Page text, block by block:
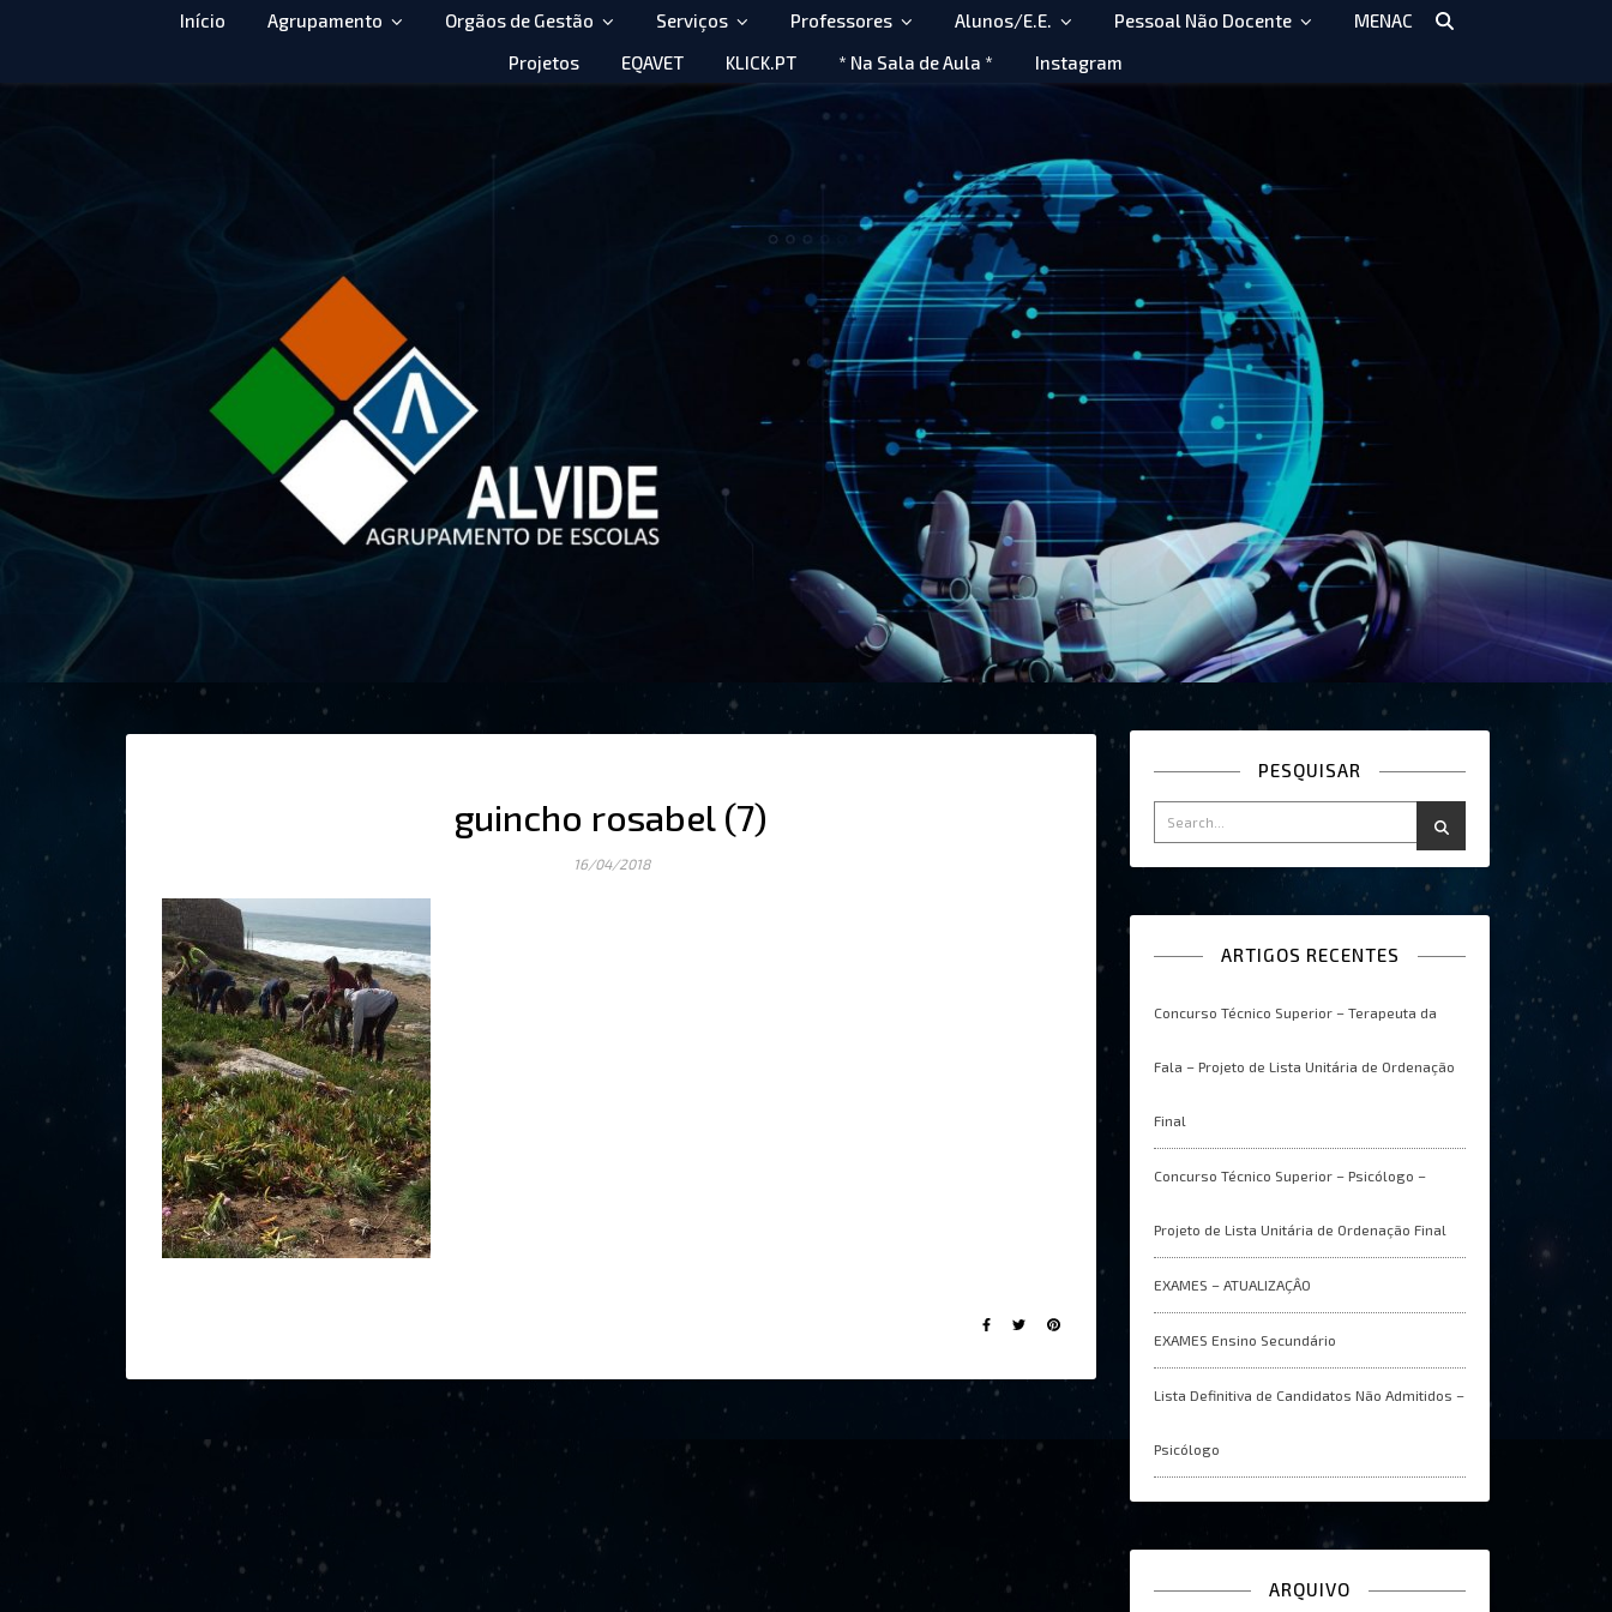
Início Agrupamento Orgãos de Gestão Serviços Professores Alunos/E.E. Pessoal Não Docente
MENAC
Projetos
EQAVET KLICK.PT * Na Sala de Aula * Instagram
guincho rosabel (7)
16/04/2018
PESQUISAR
ARTIGOS RECENTES
Concurso Técnico Superior – Terapeuta da
Fala – Projeto de Lista Unitária de Ordenação
Final
Concurso Técnico Superior – Psicólogo –
Projeto de Lista Unitária de Ordenação Final
EXAMES – ATUALIZAÇÂO
EXAMES Ensino Secundário
Lista Definitiva de Candidatos Não Admitidos –
Psicólogo
ARQUIVO